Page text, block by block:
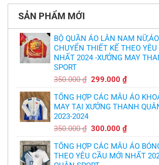
tại
TPHCM
Hag
lại
trích
cầu
thủ,
thừa
nhận
sự
thật
chát
bầy
quỷ
nhỏ
luận
Thiết
và
in
áo
bóng
chuyền
theo
,thiết
free
SẢN PHẨM MỚI
BỘ QUẦN ÁO LÂN NAM
CHUYỂN THIẾT KẾ THEO
NHẤT 2024 -XƯỞNG MAY
SPORT
350.000₫ Giá
là:
350.000 ₫.
299.000₫Giá
tại
là:
TỔNG HỢP CÁC MẪU ÁO
MAY TẠI XƯỞNG THANH
2023-2024
350.000₫ Giá
là:
350.000 ₫.
300.000₫Giá
tại
là:
TỔNG HỢP CÁC MẪU ÁO
THEO YÊU CẦU MỚI NHẤT